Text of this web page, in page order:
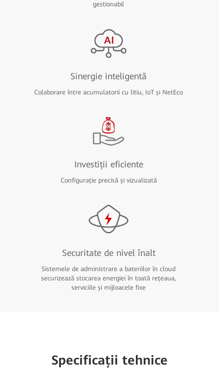
gestionabil
Sinergie inteligentă
Colaborare între acumulatorii cu litiu, IoT și NetEco
Investiții eficiente
Configurație precisă și vizualizată
Securitate de nivel înalt
Sistemele de administrare a bateriilor în cloud
securizează stocarea energiei în toată rețeaua,
serviciile și mijloacele fixe
Specificații tehnice